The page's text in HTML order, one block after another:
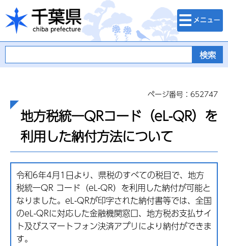
千葉県
検索・メニュ
ー
ページ番号：652747
地方税統一QRコード（eL-QR）を
利用した納付方法について
令和6年4月1日より、県税のすべての税目で、地方
税統一QR コード（eL-QR）を利用した納付が可能と
なりました。eL-QRが印字された納付書等では、全国
のeL-QRに対応した金融機関窓口、地方税お支払サイ
ト及びスマートフォン決済アプリにより納付ができま
す。